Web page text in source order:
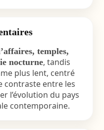
temples,
nocturne, tandis
plus lent, centré
contraste entre les
l’évolution du pays
contemporaine.